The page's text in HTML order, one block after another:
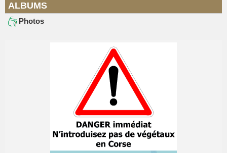
ALBUMS
Photos